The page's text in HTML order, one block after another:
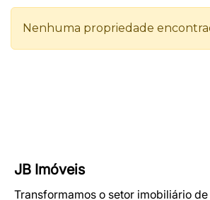
JB Imóveis
Transformamos o setor imobiliário